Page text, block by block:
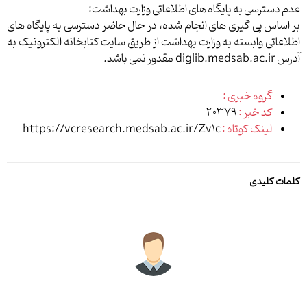
عدم دسترسی به پایگاه های اطلاعاتی وزارت بهداشت:
بر اساس پی گیری های انجام شده، در حال حاضر دسترسی به پایگاه های
اطلاعاتی وابسته به وزارت بهداشت از طریق سایت کتابخانه الکترونیک به
آدرس diglib.medsab.ac.irمقدور نمی باشد.
گروه خبری :
کد خبر :20379
لینک کوتاه :https://vcresearch.medsab.ac.ir/Zv1c
کلمات کلیدی